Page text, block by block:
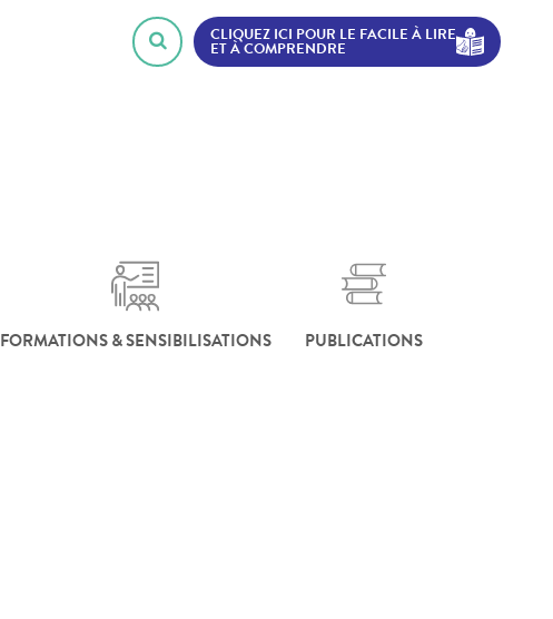
CLIQUEZ ICI POUR LE FACILE À LIRE
ET À COMPRENDRE
FORMATIONS & SENSIBILISATIONS PUBLICATIONS